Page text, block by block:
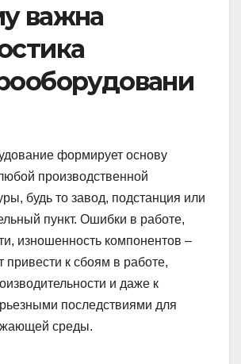
важна
формирует основу
производственной
будь то завод, подстанция или
пункт. Ошибки в работе,
изношенность компонентов –
привести к сбоям в работе,
и даже к
последствиями для
среды.